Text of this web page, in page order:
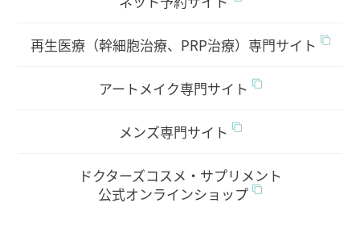
再生医療（幹細胞治療、PRP治療）専門サイト
アートメイク専門サイト
メンズ専門サイト
ドクターズコスメ・サプリメント
公式オンラインショップ